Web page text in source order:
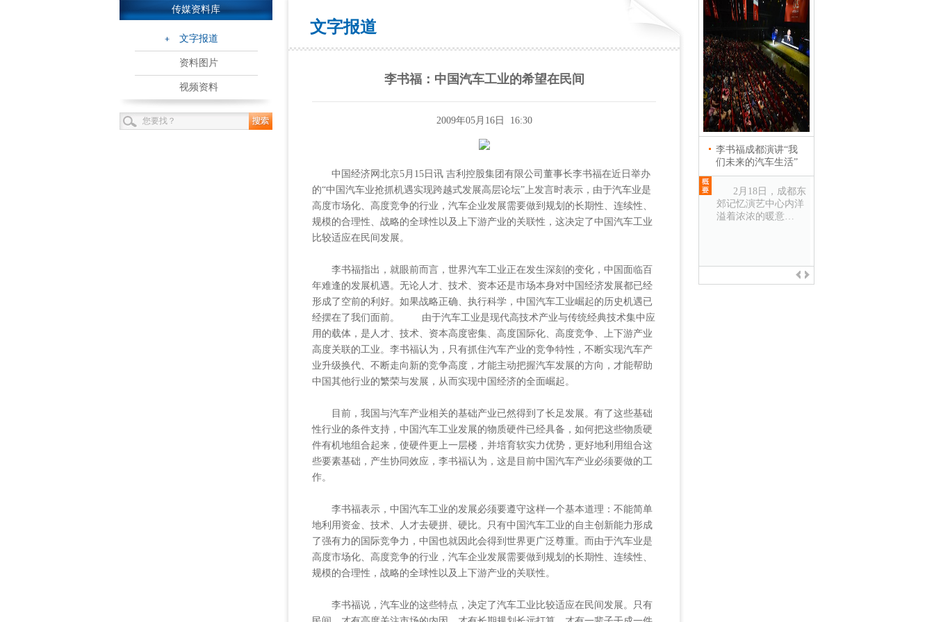
传媒资料库
文字报道
资料图片
视频资料
文字报道
李书福：中国汽车工业的希望在民间
2009年05月16日 16:30
中国经济网北京5月15日讯 吉利控股集团有限公司董事长李书福在近日举办
的“中国汽车业抢抓机遇实现跨越式发展高层论坛”上发言时表示，由于汽车业是
高度市场化、高度竞争的行业，汽车企业发展需要做到规划的长期性、连续性、
规模的合理性、战略的全球性以及上下游产业的关联性，这决定了中国汽车工业
比较适应在民间发展。
李书福指出，就眼前而言，世界汽车工业正在发生深刻的变化，中国面临百
年难逢的发展机遇。无论人才、技术、资本还是市场本身对中国经济发展都已经
形成了空前的利好。如果战略正确、执行科学，中国汽车工业崛起的历史机遇已
经摆在了我们面前。 由于汽车工业是现代高技术产业与传统经典技术集中应
用的载体，是人才、技术、资本高度密集、高度国际化、高度竞争、上下游产业
高度关联的工业。李书福认为，只有抓住汽车产业的竞争特性，不断实现汽车产
业升级换代、不断走向新的竞争高度，才能主动把握汽车发展的方向，才能帮助
中国其他行业的繁荣与发展，从而实现中国经济的全面崛起。
目前，我国与汽车产业相关的基础产业已然得到了长足发展。有了这些基础
性行业的条件支持，中国汽车工业发展的物质硬件已经具备，如何把这些物质硬
件有机地组合起来，使硬件更上一层楼，并培育软实力优势，更好地利用组合这
些要素基础，产生协同效应，李书福认为，这是目前中国汽车产业必须要做的工
作。
李书福表示，中国汽车工业的发展必须要遵守这样一个基本道理：不能简单
地利用资金、技术、人才去硬拼、硬比。只有中国汽车工业的自主创新能力形成
了强有力的国际竞争力，中国也就因此会得到世界更广泛尊重。而由于汽车业是
高度市场化、高度竞争的行业，汽车企业发展需要做到规划的长期性、连续性、
规模的合理性，战略的全球性以及上下游产业的关联性。
李书福说，汽车业的这些特点，决定了汽车工业比较适应在民间发展。只有
李书福成都演讲“我
们未来的汽车生活”
2月18日，成都东
郊记忆演艺中心内洋
溢着浓浓的暖意…